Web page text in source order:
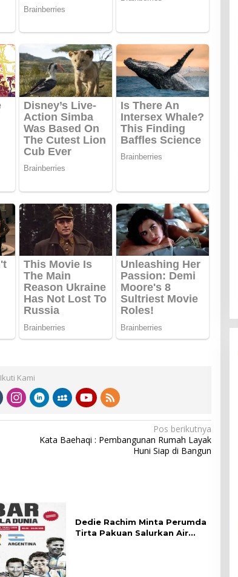
Ikuti Kami
Pos berikutnya
Kata Baehaqi : Pembangunan Rumah Layak
Huni Siap di Bangun
Dedie Rachim Minta Perumda
Tirta Pakuan Salurkan Air